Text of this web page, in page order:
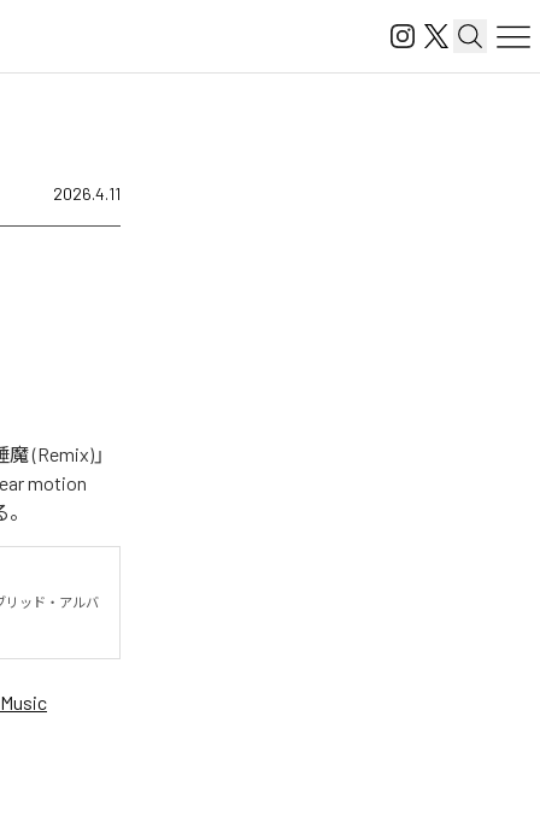
2026.4.11
(Remix)」
motion
リッド・アルバ